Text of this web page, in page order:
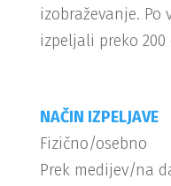
izobraževanje. Po
izpeljali preko 200
NAČIN IZPELJAVE
Fizično/osebno
Prek medijev/na